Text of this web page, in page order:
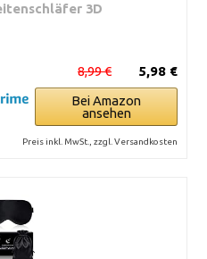
3D
5,98 €
8,99 €
Bei Amazon
ansehen
Preis inkl. MwSt., zzgl. Versandkosten